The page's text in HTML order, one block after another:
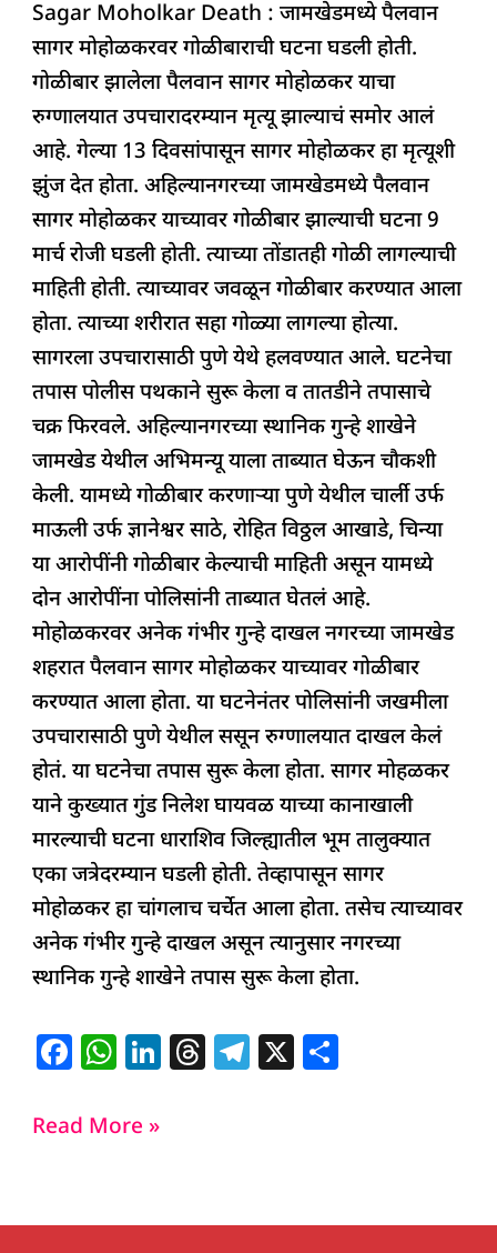
c
e
b
o
o
k
at
s
A
p
p
k
e
dI
n
re
a
d
s
e
g
ra
m
ar
e
Sagar Moholkar Death : जामखेडमध्ये पैलवान
सागर मोहोळकरवर गोळीबाराची घटना घडली होती.
गोळीबार झालेला पैलवान सागर मोहोळकर याचा
रुग्णालयात उपचारादरम्यान मृत्यू झाल्याचं समोर आलं
आहे. गेल्या 13 दिवसांपासून सागर मोहोळकर हा मृत्यूशी
झुंज देत होता. अहिल्यानगरच्या जामखेडमध्ये पैलवान
सागर मोहोळकर याच्यावर गोळीबार झाल्याची घटना 9
मार्च रोजी घडली होती. त्याच्या तोंडातही गोळी लागल्याची
माहिती होती. त्याच्यावर जवळून गोळीबार करण्यात आला
होता. त्याच्या शरीरात सहा गोळ्या लागल्या होत्या.
सागरला उपचारासाठी पुणे येथे हलवण्यात आले. घटनेचा
तपास पोलीस पथकाने सुरू केला व तातडीने तपासाचे
चक्र फिरवले. अहिल्यानगरच्या स्थानिक गुन्हे शाखेने
जामखेड येथील अभिमन्यू याला ताब्यात घेऊन चौकशी
केली. यामध्ये गोळीबार करणाऱ्या पुणे येथील चार्ली उर्फ
माऊली उर्फ ज्ञानेश्वर साठे, रोहित विठ्ठल आखाडे, चिन्या
या आरोपींनी गोळीबार केल्याची माहिती असून यामध्ये
दोन आरोपींना पोलिसांनी ताब्यात घेतलं आहे.
मोहोळकरवर अनेक गंभीर गुन्हे दाखल नगरच्या जामखेड
शहरात पैलवान सागर मोहोळकर याच्यावर गोळीबार
करण्यात आला होता. या घटनेनंतर पोलिसांनी जखमीला
उपचारासाठी पुणे येथील ससून रुग्णालयात दाखल केलं
होतं. या घटनेचा तपास सुरू केला होता. सागर मोहळकर
याने कुख्यात गुंड निलेश घायवळ याच्या कानाखाली
मारल्याची घटना धाराशिव जिल्ह्यातील भूम तालुक्यात
एका जत्रेदरम्यान घडली होती. तेव्हापासून सागर
मोहोळकर हा चांगलाच चर्चेत आला होता. तसेच त्याच्यावर
अनेक गंभीर गुन्हे दाखल असून त्यानुसार नगरच्या
स्थानिक गुन्हे शाखेने तपास सुरू केला होता.
F
c
o
W
at
p
Li
n
T
s
T
m
X
Read More »